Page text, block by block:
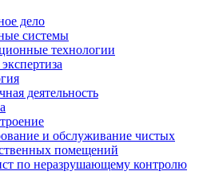
дело
системы
технологии
деятельность
и обслуживание чистых
помещений
по неразрушающему контролю